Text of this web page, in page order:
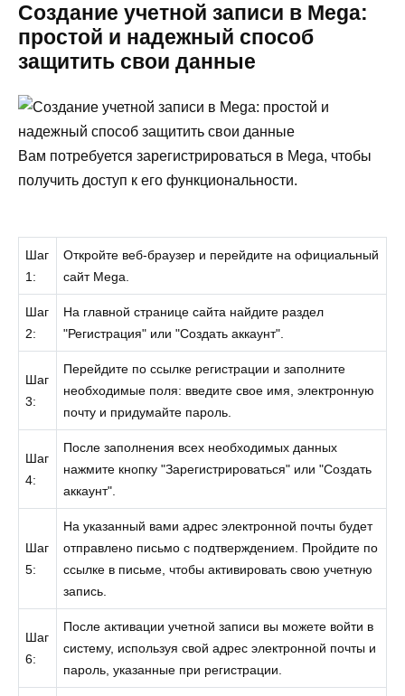
Создание учетной записи в Mega:
простой и надежный способ
защитить свои данные
Вам потребуется зарегистрироваться в Mega, чтобы
получить доступ к его функциональности.
Шаг
1:
Откройте веб-браузер и перейдите на официальный
сайт Mega.
Шаг
2:
На главной странице сайта найдите раздел
"Регистрация" или "Создать аккаунт".
Шаг
3:
Перейдите по ссылке регистрации и заполните
необходимые поля: введите свое имя, электронную
почту и придумайте пароль.
Шаг
4:
После заполнения всех необходимых данных
нажмите кнопку "Зарегистрироваться" или "Создать
аккаунт".
Шаг
5:
На указанный вами адрес электронной почты будет
отправлено письмо с подтверждением. Пройдите по
ссылке в письме, чтобы активировать свою учетную
запись.
Шаг
6:
После активации учетной записи вы можете войти в
систему, используя свой адрес электронной почты и
пароль, указанные при регистрации.